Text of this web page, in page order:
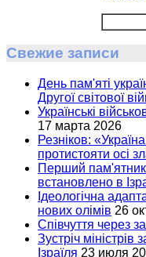
Свежие записи
День пам'яті
Другої світової
Українські
17 марта 2026
Резніков:
протистояти осі
Перший пам'ятник
встановлено в
Ідеологічна
нових олімів 26
Співчуття через
Зустріч міністрів
Ізраїля 23 июля